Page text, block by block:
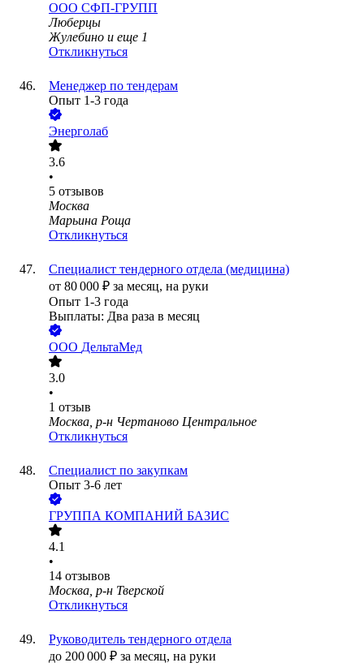
ООО СФП-ГРУПП
Люберцы
Жулебино и еще 1
Откликнуться
Менеджер по тендерам
Опыт 1-3 года
Энерголаб
3.6
•
5 отзывов
Москва
Марьина Роща
Откликнуться
Специалист тендерного отдела (медицина)
от 80 000 ₽ за месяц, на руки
Опыт 1-3 года
Выплаты: Два раза в месяц
ООО ДельтаМед
3.0
•
1 отзыв
Москва, р-н Чертаново Центральное
Откликнуться
Специалист по закупкам
Опыт 3-6 лет
ГРУППА КОМПАНИЙ БАЗИС
4.1
•
14 отзывов
Москва, р-н Тверской
Откликнуться
Руководитель тендерного отдела
до 200 000 ₽ за месяц, на руки